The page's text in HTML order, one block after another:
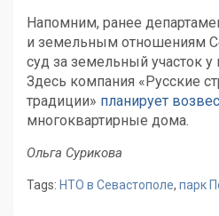
Напомним, ранее д
и земельным отношениям
суд за земельный участок
Здесь компания «Русские
традиции» планирует
многоквартирные дома.
Ольга Сурикова
Tags: НТО в Севастополе, парк